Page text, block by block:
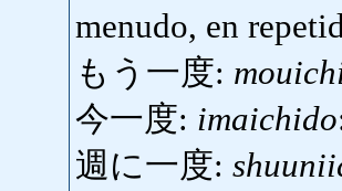
menudo, en
もう一度:
今一度: imaichido
週に一度: